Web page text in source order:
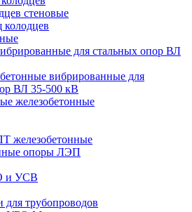
стеновые
для стальных опор ВЛ
вибрированные для
ВЛ 35-500 кВ
железобетонные
железобетонные
опоры ЛЭП
и УСВ
для трубопроводов